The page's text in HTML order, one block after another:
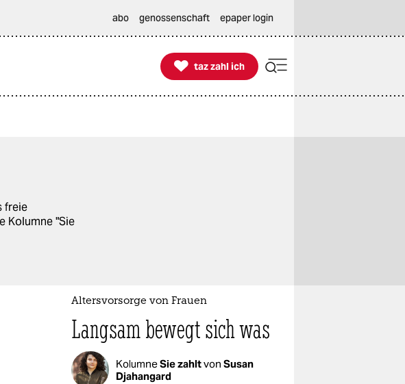
abo genossenschaft epaper login

taz zahl ich
taz zahl ich
freie
Kolumne "Sie
Altersvorsorge von Frauen
Langsam bewegt sich was
KolumneSie zahltvon Susan
Djahangard